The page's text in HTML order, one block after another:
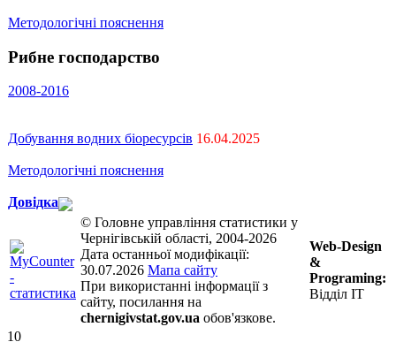
Методологічні пояснення
Рибне господарство
2008-2016
Добування водних біоресурсів 16.04.2025
Методологічні пояснення
Довідка
© Головне управління статистики у
Чернігівській області, 2004-2026
Дата останньої модифікації:
30.07.2026 Мапа сайту
При використанні інформації з
сайту, посилання на
chernigivstat.gov.ua обов'язкове.
Web-Design
&
Programing:
Відділ ІТ
10